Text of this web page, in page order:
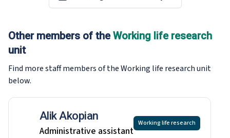
Other members of the Working life research
unit
Find more staff members of the Working life researchunit
below.
Alik Akopian
Administrative assistant
Working life research